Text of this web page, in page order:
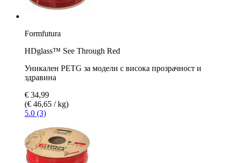
Formfutura
HDglass™ See Through Red
Уникален PETG за модели с висока прозрачност и
здравина
€ 34,99
(€ 46,65 / kg)
5.0 (3)